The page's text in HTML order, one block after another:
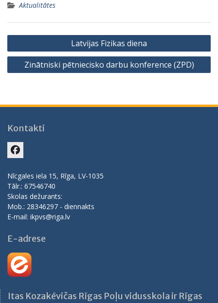
Aktualitātes
Ziņu
izvēlne
Latvijas Fizikas diena
Zinātniski pētniecisko darbu konference (ZPD)
Kontakti
Nīcgales iela 15, Rīga, LV-1035
Tālr.: 67546740
Skolas dežurants:
Mob.: 28346297 - diennakts
E-mail: ikpvs@riga.lv
E-adrese
Itas Kozakēvičas Rīgas Poļu vidusskola ir Rīgas